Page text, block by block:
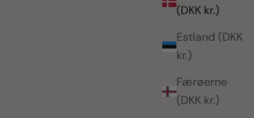
(DKK kr.)
Estland (DKK
kr.)
Færøerne
(DKK kr.)